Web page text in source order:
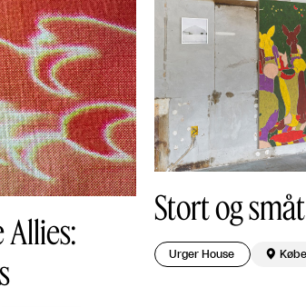
Stort og småt
Urger House 